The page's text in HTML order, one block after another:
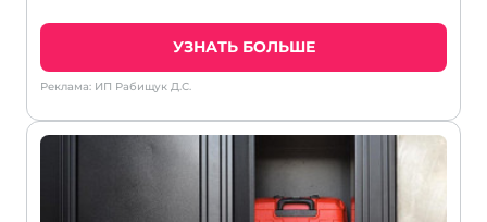
УЗНАТЬ БОЛЬШЕ
Реклама: ИП Рабищук Д.С.